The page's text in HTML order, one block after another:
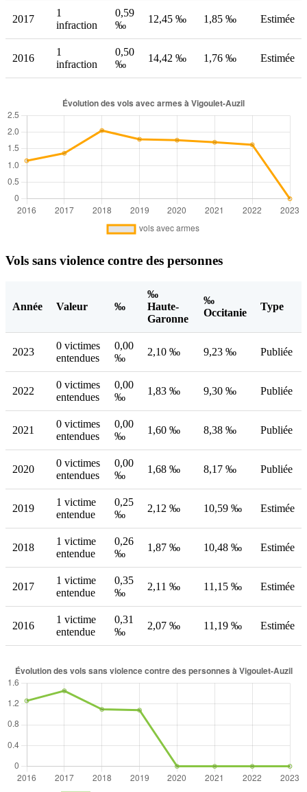
2017
1
infraction
0,59
‰
12,45 ‰ 1,85 ‰ Estimée
2016
1
infraction
0,50
‰
14,42 ‰ 1,76 ‰ Estimée
Vols sans violence contre des personnes
Année Valeur ‰
‰
Haute-
Garonne
‰
Occitanie
Type
2023
0 victimes
entendues
0,00
‰
2,10 ‰ 9,23 ‰ Publiée
2022
0 victimes
entendues
0,00
‰
1,83 ‰ 9,30 ‰ Publiée
2021
0 victimes
entendues
0,00
‰
1,60 ‰ 8,38 ‰ Publiée
2020
0 victimes
entendues
0,00
‰
1,68 ‰ 8,17 ‰ Publiée
2019
1 victime
entendue
0,25
‰
2,12 ‰ 10,59 ‰ Estimée
2018
1 victime
entendue
0,26
‰
1,87 ‰ 10,48 ‰ Estimée
2017
1 victime
entendue
0,35
‰
2,11 ‰ 11,15 ‰ Estimée
2016
1 victime
entendue
0,31
‰
2,07 ‰ 11,19 ‰ Estimée